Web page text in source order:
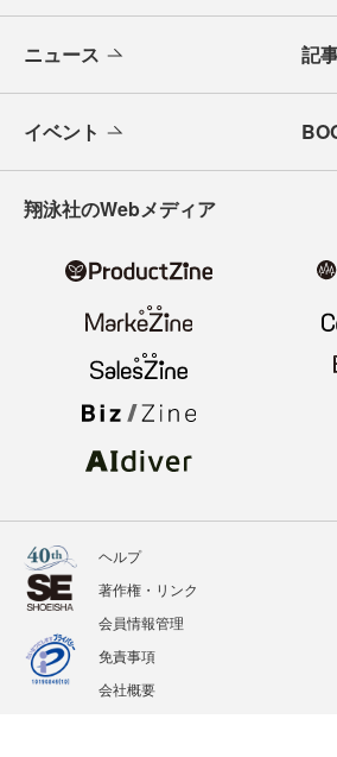
ニュース 記
イベント
翔泳社のWebメディア
ヘルプ
著作権・リンク
会員情報管理
免責事項
会社概要